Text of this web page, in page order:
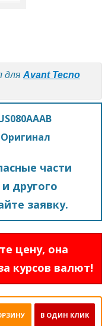
для Avant Tecno
Оригинал
части
другого
заявку.
цену, она
курсов валют!
В ОДИН КЛИК